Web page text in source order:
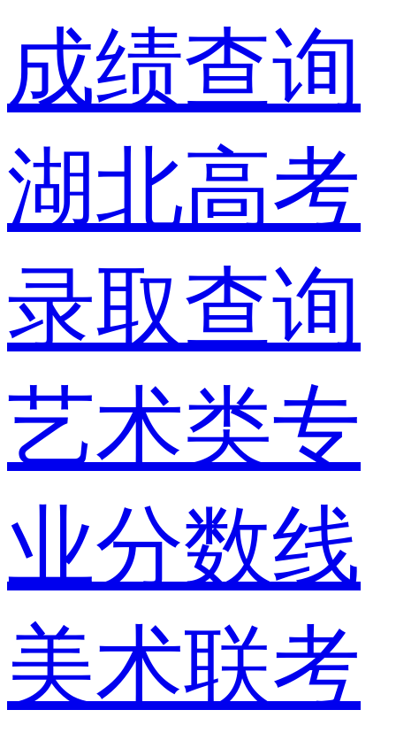
成绩查询
湖北高考
录取查询
艺术类专
业分数线
美术联考